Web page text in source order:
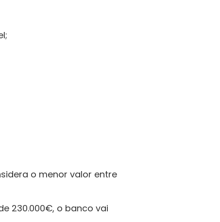
o menor valor entre
230.000€, o banco vai